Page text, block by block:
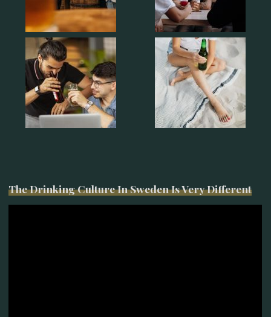
The Drinking Culture In Sweden Is Very Different